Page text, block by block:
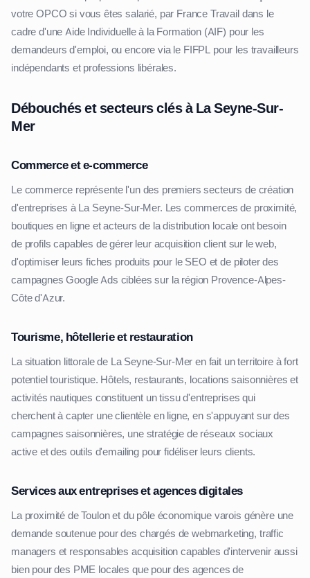
votre OPCO si vous êtes salarié, par France Travail dans le
cadre d'une Aide Individuelle à la Formation (AIF) pour les
demandeurs d'emploi, ou encore via le FIFPL pour les travailleurs
indépendants et professions libérales.
Débouchés et secteurs clés à La Seyne-Sur-
Mer
Commerce et e-commerce
Le commerce représente l'un des premiers secteurs de création
d'entreprises à La Seyne-Sur-Mer. Les commerces de proximité,
boutiques en ligne et acteurs de la distribution locale ont besoin
de profils capables de gérer leur acquisition client sur le web,
d'optimiser leurs fiches produits pour le SEO et de piloter des
campagnes Google Ads ciblées sur la région Provence-Alpes-
Côte d'Azur.
Tourisme, hôtellerie et restauration
La situation littorale de La Seyne-Sur-Mer en fait un territoire à fort
potentiel touristique. Hôtels, restaurants, locations saisonnières et
activités nautiques constituent un tissu d'entreprises qui
cherchent à capter une clientèle en ligne, en s'appuyant sur des
campagnes saisonnières, une stratégie de réseaux sociaux
active et des outils d'emailing pour fidéliser leurs clients.
Services aux entreprises et agences digitales
La proximité de Toulon et du pôle économique varois génère une
demande soutenue pour des chargés de webmarketing, traffic
managers et responsables acquisition capables d'intervenir aussi
bien pour des PME locales que pour des agences de